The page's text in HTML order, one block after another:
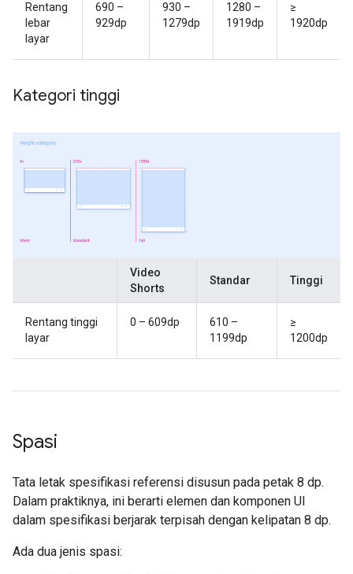
Rentang
lebar
layar
690 –
929dp
930 –
1279dp
1280 –
1919dp
≥
1920dp
Kategori tinggi
Video
Shorts
Standar Tinggi
Rentang tinggi
layar
0 – 609dp
610 –
1199dp
≥
1200dp
Spasi
Tata letak spesifikasi referensi disusun pada petak 8 dp.
Dalam praktiknya, ini berarti elemen dan komponen UI
dalam spesifikasi berjarak terpisah dengan kelipatan 8 dp.
Ada dua jenis spasi: